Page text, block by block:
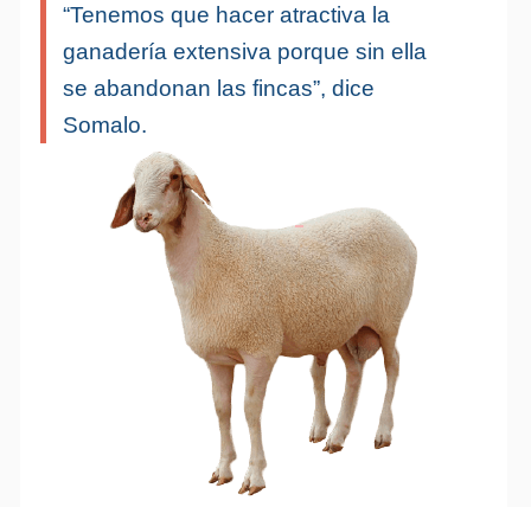
“Tenemos que hacer atractiva la
ganadería extensiva porque sin ella
se abandonan las fincas”, dice
Somalo.